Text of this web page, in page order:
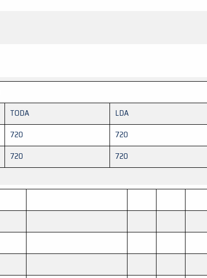
TODA
LDA
720
720
720 720